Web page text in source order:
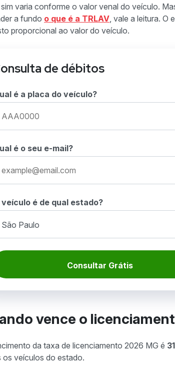
varia conforme o valor venal do veículo.
a fundo o que é a TRLAV, vale a leitura. O
proporcional ao valor do veículo.
de débitos
é a placa do veículo?
é o seu e-mail?
veículo é de qual estado?
Consultar Grátis
vence o
da taxa de licenciamento 2026 MG é
os veículos do estado.